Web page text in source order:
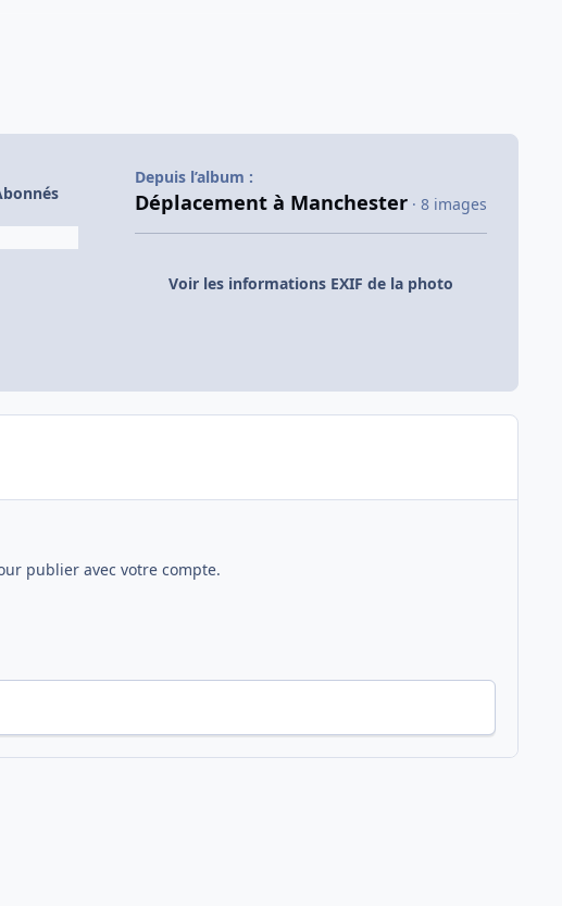
Depuis l’album :
Déplacement à Manchester · 8 images
Voir les informations EXIF de la photo
publier avec votre compte.